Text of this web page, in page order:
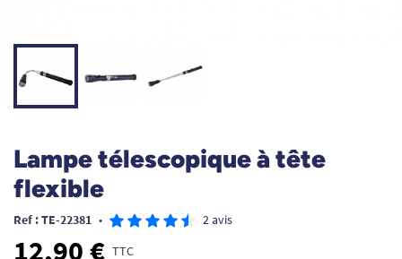
Lampe télescopique à tête
flexible
Ref : TE-22381 • 2 avis
12,90 € TTC